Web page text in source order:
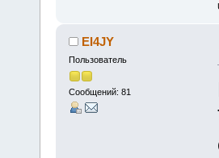
EI4JY
Пользователь
Сообщений: 81